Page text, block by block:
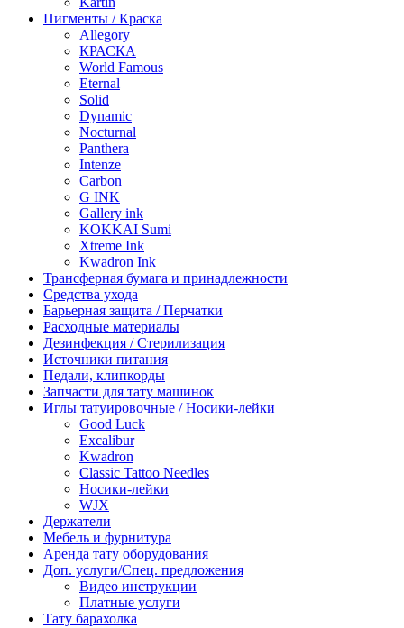
Пигменты / Краска
Allegory
КРАСКА
World Famous
Eternal
Solid
Dynamic
Nocturnal
Panthera
Intenze
Carbon
G INK
Gallery ink
KOKKAI Sumi
Xtreme Ink
Kwadron Ink
Трансферная бумага и принадлежности
Средства ухода
Барьерная защита / Перчатки
Расходные материалы
Дезинфекция / Стерилизация
Источники питания
Педали, клипкорды
Запчасти для тату машинок
Иглы татуировочные / Носики-лейки
Good Luck
Excalibur
Kwadron
Classic Tattoo Needles
Носики-лейки
WJX
Держатели
Мебель и фурнитура
Аренда тату оборудования
Доп. услуги/Спец. предложения
Видео инструкции
Платные услуги
Тату барахолка